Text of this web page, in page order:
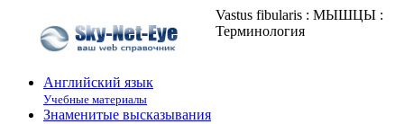
Vastus fibularis : МЫШЦЫ :
Терминология
Английский язык
Учебные материалы
Знаменитые высказывания